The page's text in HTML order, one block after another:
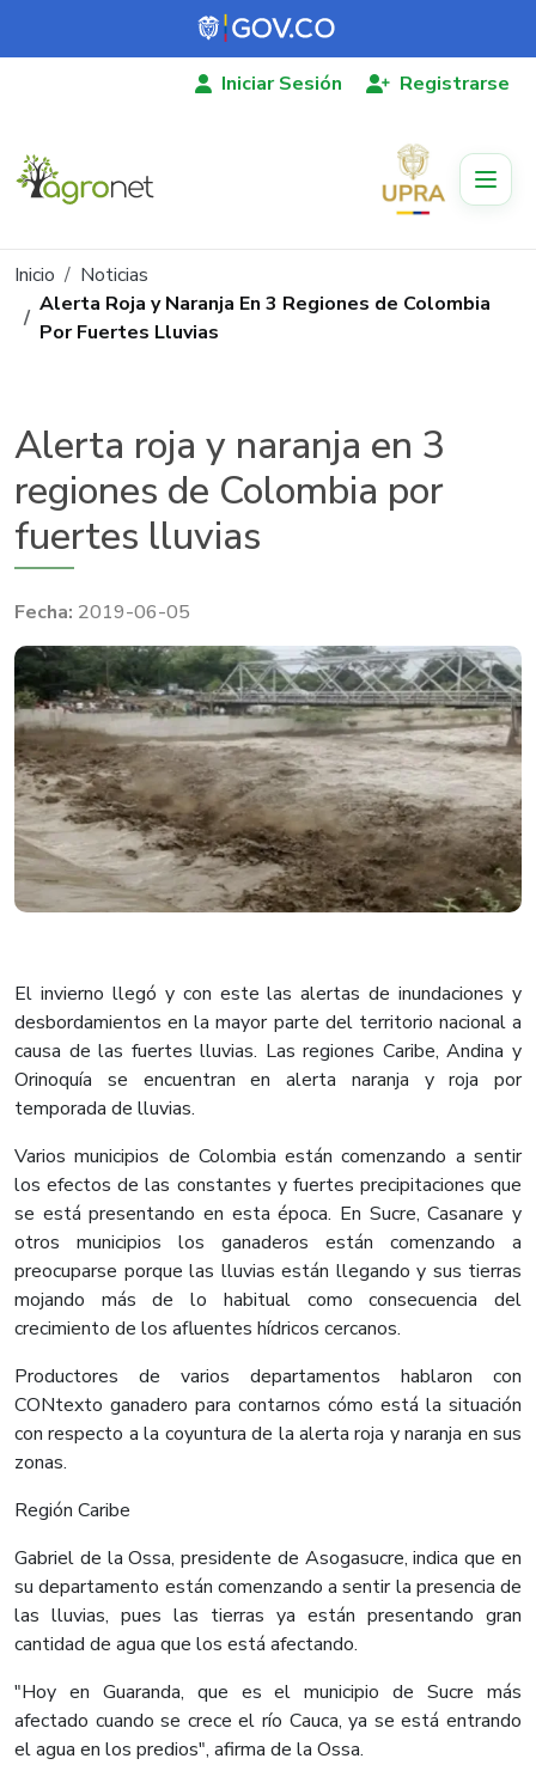
Pasar al contenido principal
Iniciar Sesión Registrarse
Ruta de navegación
Inicio
Noticias
Alerta Roja y Naranja En 3 Regiones de Colombia
Por Fuertes Lluvias
Alerta roja y naranja en 3
regiones de Colombia por
fuertes lluvias
2019-06-05
El invierno llegó y con este las alertas de inundaciones y
desbordamientos en la mayor parte del territorio nacional a
causa de las fuertes lluvias. Las regiones Caribe, Andina y
Orinoquía se encuentran en alerta naranja y roja por
temporada de lluvias.
Varios municipios de Colombia están comenzando a sentir
los efectos de las constantes y fuertes precipitaciones que
se está presentando en esta época. En Sucre, Casanare y
otros municipios los ganaderos están comenzando a
preocuparse porque las lluvias están llegando y sus tierras
mojando más de lo habitual como consecuencia del
crecimiento de los afluentes hídricos cercanos.
Productores de varios departamentos hablaron con
CONtexto ganadero para contarnos cómo está la situación
con respecto a la coyuntura de la alerta roja y naranja en sus
zonas.
Región Caribe
Gabriel de la Ossa, presidente de Asogasucre, indica que en
su departamento están comenzando a sentir la presencia de
las lluvias, pues las tierras ya están presentando gran
cantidad de agua que los está afectando.
"Hoy en Guaranda, que es el municipio de Sucre más
afectado cuando se crece el río Cauca, ya se está entrando
el agua en los predios", afirma de la Ossa.